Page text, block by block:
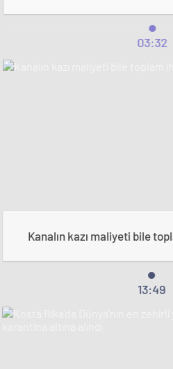
03:32
Kanalın kazı maliyeti bile
13:49